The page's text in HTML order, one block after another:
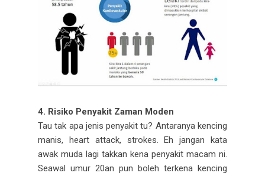
4. Risiko Penyakit Zaman Moden
Tau tak apa jenis penyakit tu? Antaranya kencing
manis, heart attack, strokes. Eh jangan kata
awak muda lagi takkan kena penyakit macam ni.
Seawal umur 20an pun boleh terkena kencing